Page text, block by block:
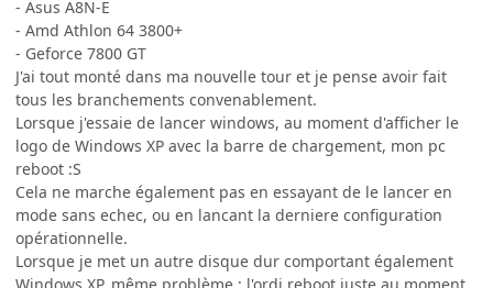
- Asus A8N-E
- Amd Athlon 64 3800+
- Geforce 7800 GT
J'ai tout monté dans ma nouvelle tour et je pense avoir fait
tous les branchements convenablement.
Lorsque j'essaie de lancer windows, au moment d'afficher le
logo de Windows XP avec la barre de chargement, mon pc
reboot :S
Cela ne marche également pas en essayant de le lancer en
mode sans echec, ou en lancant la derniere configuration
opérationnelle.
Lorsque je met un autre disque dur comportant également